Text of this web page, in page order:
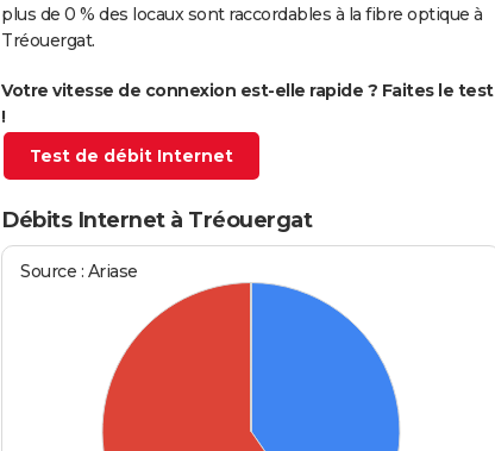
plus de 0 % des locaux sont raccordables à la fibre optique à
Tréouergat.
Votre vitesse de connexion est-elle rapide ? Faites le test
!
Test de débit Internet
Débits Internet à Tréouergat
Source : Ariase